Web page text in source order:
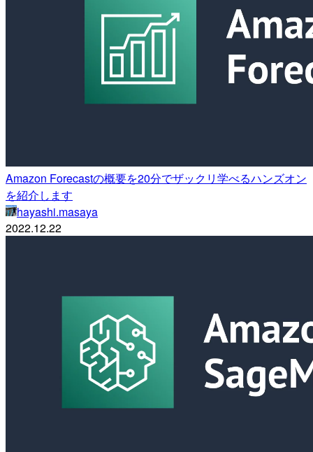
Amazon Forecastの概要を20分でザックリ学べるハンズオン
を紹介します
hayashi.masaya
2022.12.22